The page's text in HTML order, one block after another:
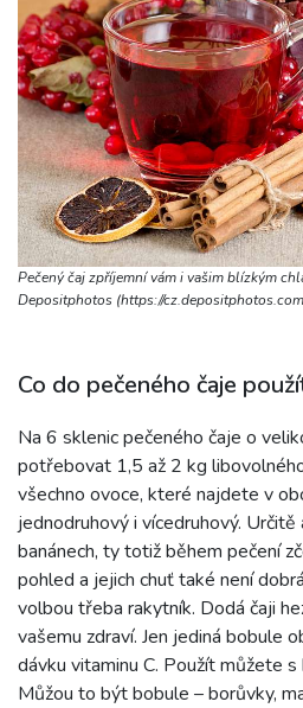
Pečený čaj zpříjemní vám i vašim blízkým
Depositphotos (https://
Co do pečeného čaje
Na 6 sklenic pečeného čaje o
potřebovat 1,5 až 2 kg
všechno ovoce, které najdete v
jednodruhový i vícedruhový.
banánech, ty totiž během pečení
pohled a jejich chuť také není
volbou třeba rakytník. Dodá čaji
vašemu zdraví. Jen jediná bobule
dávku vitaminu C. Použít můžete
Můžou to být bobule – borůvky,